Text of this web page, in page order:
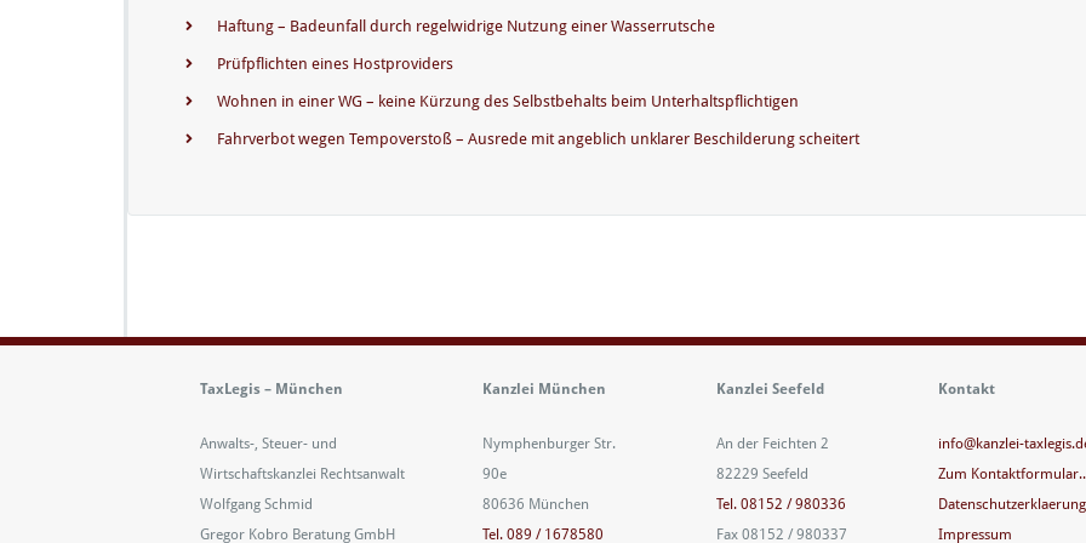
Haftung – Badeunfall durch regelwidrige Nutzung einer Wasserrutsche
Prüfpflichten eines Hostproviders
Wohnen in einer WG – keine Kürzung des Selbstbehalts beim Unterhaltspflichtigen
Fahrverbot wegen Tempoverstoß – Ausrede mit angeblich unklarer Beschilderung scheitert
TaxLegis – München
Anwalts-, Steuer- und
Wirtschaftskanzlei Rechtsanwalt
Wolfgang Schmid
Gregor Kobro Beratung GmbH
Kanzlei München
Nymphenburger Str.
90e
80636 München
Tel. 089 / 1678580
Kanzlei Seefeld
An der Feichten 2
82229 Seefeld
Tel. 08152 / 980336
Fax 08152 / 980337
Kontakt
info@kanzlei-
Zum
Datenschutzerklaerung
Impressum